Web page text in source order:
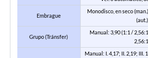
Embrague
Monodisco, en seco
(aut.)
Grupo (Tránsfer)
Manual: 3,90 (1:1 /
Manual: I. 4,17; II. 2,19; III.